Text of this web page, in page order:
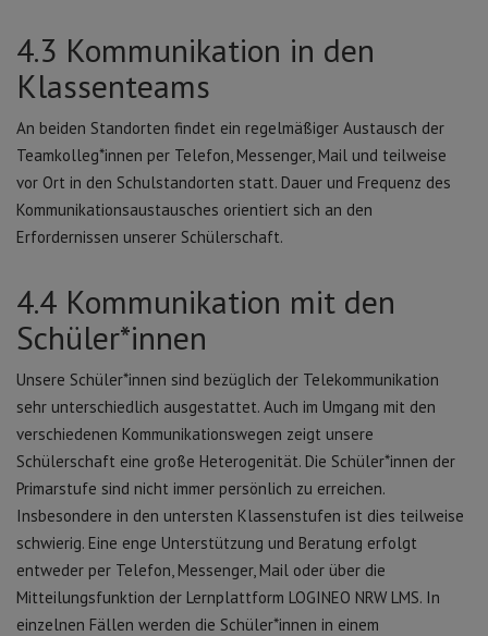
4.3 Kommunikation in den
Klassenteams
An beiden Standorten findet ein regelmäßiger Austausch der
Teamkolleg*innen per Telefon, Messenger, Mail und teilweise
vor Ort in den Schulstandorten statt. Dauer und Frequenz des
Kommunikationsaustausches orientiert sich an den
Erfordernissen unserer Schülerschaft.
4.4 Kommunikation mit den
Schüler*innen
Unsere Schüler*innen sind bezüglich der Telekommunikation
sehr unterschiedlich ausgestattet. Auch im Umgang mit den
verschiedenen Kommunikationswegen zeigt unsere
Schülerschaft eine große Heterogenität. Die Schüler*innen der
Primarstufe sind nicht immer persönlich zu erreichen.
Insbesondere in den untersten Klassenstufen ist dies teilweise
schwierig. Eine enge Unterstützung und Beratung erfolgt
entweder per Telefon, Messenger, Mail oder über die
Mitteilungsfunktion der Lernplattform LOGINEO NRW LMS. In
einzelnen Fällen werden die Schüler*innen in einem